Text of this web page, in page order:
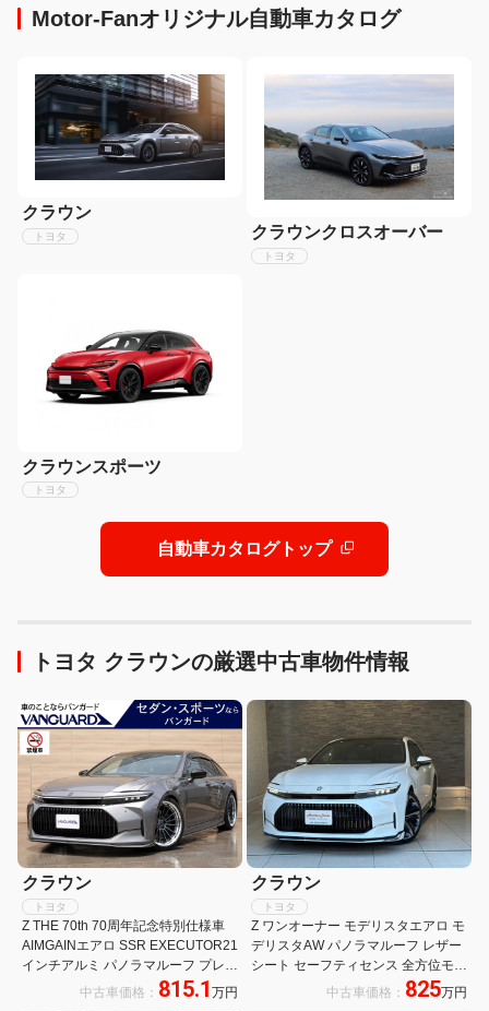
Motor-Fanオリジナル自動車カタログ
クラウン
トヨタ クラウンクロスオーバー
トヨタ
クラウンスポーツ
トヨタ
自動車カタログトップ
トヨタ クラウンの厳選中古車物件情報
クラウン
トヨタ
Z THE 70th 70周年記念特別仕様車
AIMGAINエアロ SSR EXECUTOR21
インチアルミ パノラマルーフ プレミ
アムナッパ革 12.3インチディスプレ
中古車価格： 815.1 万円
クラウン
トヨタ
Z ワンオーナー モデリスタエアロ モ
デリスタAW パノラマルーフ レザー
シート セーフティセンス 全方位モニ
ター ナビ テレビ パワーシート ベン
中古車価格： 825万円